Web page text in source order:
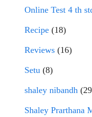
Online Test 4 th
Recipe (18)
Reviews (16)
Setu (8)
shaley nibandh
Shaley Prarthana